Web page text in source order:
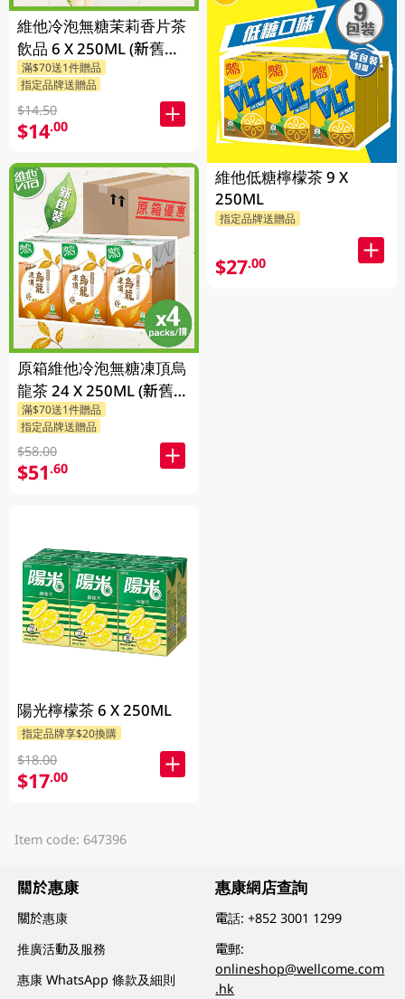
維他冷泡無糖茉莉香片茶
飲品 6 X 250ML (新舊包
裝隨機發貨)
滿$70送1件贈品
指定品牌送贈品
$14.50
$14.00
原箱維他冷泡無糖凍頂烏
龍茶 24 X 250ML (新舊包
裝隨機發貨)
滿$70送1件贈品
指定品牌送贈品
$58.00
$51.60
陽光檸檬茶 6 X 250ML
指定品牌享$20換購
$18.00
$17.00
維他低糖檸檬茶 9 X
250ML
指定品牌送贈品
$27.00
Item code: 647396
關於惠康
關於惠康
推廣活動及服務
惠康 WhatsApp 條款及細則
惠康網店查詢
電話:+852 3001 1299
電郵:
onlineshop@wellcome.com
.hk